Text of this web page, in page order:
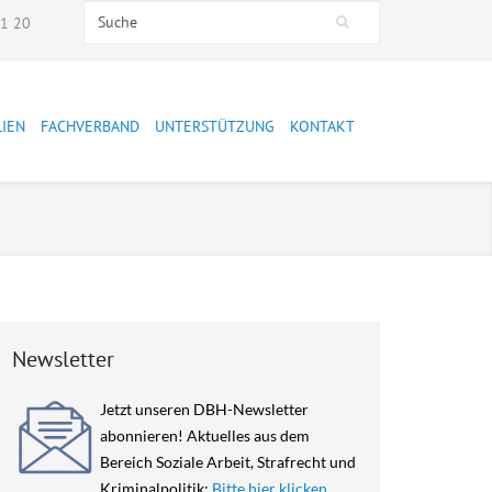
20 Suchformular
Search this site
FACHVERBAND
Presse
Mitglieder
Jahresberichte
Leitbild
UNTERSTÜTZUNG
Mitglied werden
KONTAKT
Newsletter
Jetzt unseren DBH-Newsletter
abonnieren! Aktuelles aus dem
Bereich Soziale Arbeit, Strafrecht und
Kriminalpolitik: Bitte hier klicken